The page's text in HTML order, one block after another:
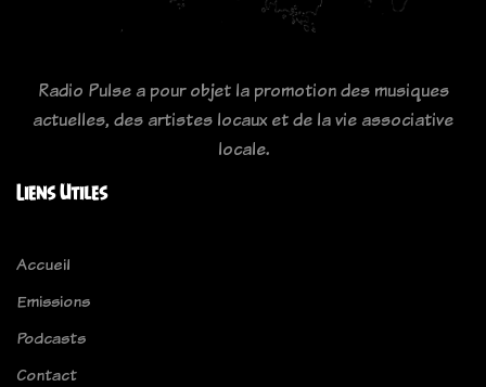
Radio Pulse a pour objet la promotion des musiques
actuelles, des artistes locaux et de la vie associative
locale.
Liens Utiles
Accueil
Emissions
Podcasts
Contact